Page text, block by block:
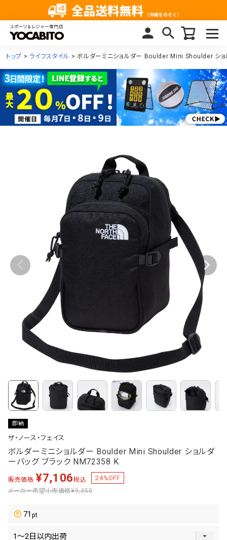
トップ ライフスタイル ボルダーミニショルダー Boulder Mini Shoulder ショ
即納
ザ・ノース・フェイス
ボルダーミニショルダー Boulder Mini Shoulder ショルダ
ーバッグ ブラック NM72358 K
販売価格 ¥7,106税込 24%OFF
メーカー希望小売価格¥9,350
71